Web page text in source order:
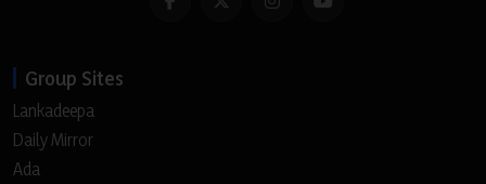
Group Sites
Lankadeepa
Daily Mirror
Ada